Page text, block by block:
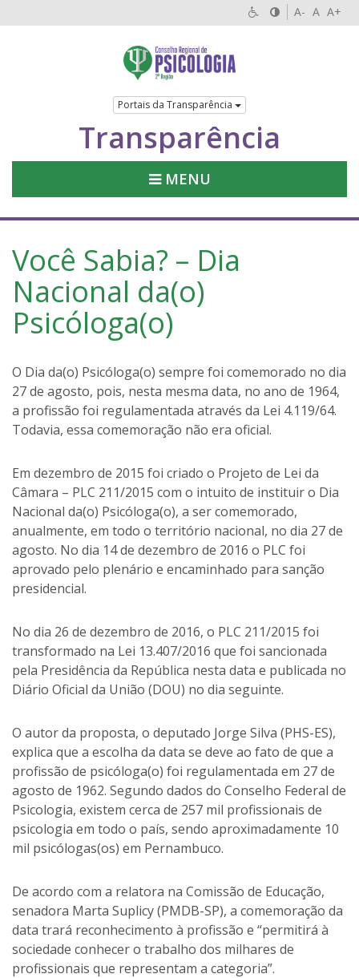
A- A A+
Portais da Transparência
Transparência
MENU
Você Sabia? – Dia
Nacional da(o)
Psicóloga(o)
O Dia da(o) Psicóloga(o) sempre foi comemorado no dia
27 de agosto, pois, nesta mesma data, no ano de 1964,
a profissão foi regulamentada através da Lei 4.119/64.
Todavia, essa comemoração não era oficial.
Em dezembro de 2015 foi criado o Projeto de Lei da
Câmara – PLC 211/2015 com o intuito de instituir o Dia
Nacional da(o) Psicóloga(o), a ser comemorado,
anualmente, em todo o território nacional, no dia 27 de
agosto. No dia 14 de dezembro de 2016 o PLC foi
aprovado pelo plenário e encaminhado para sanção
presidencial.
No dia 26 de dezembro de 2016, o PLC 211/2015 foi
transformado na Lei 13.407/2016 que foi sancionada
pela Presidência da República nesta data e publicada no
Diário Oficial da União (DOU) no dia seguinte.
O autor da proposta, o deputado Jorge Silva (PHS-ES),
explica que a escolha da data se deve ao fato de que a
profissão de psicóloga(o) foi regulamentada em 27 de
agosto de 1962. Segundo dados do Conselho Federal de
Psicologia, existem cerca de 257 mil profissionais de
psicologia em todo o país, sendo aproximadamente 10
mil psicólogas(os) em Pernambuco.
De acordo com a relatora na Comissão de Educação,
senadora Marta Suplicy (PMDB-SP), a comemoração da
data trará reconhecimento à profissão e “permitirá à
sociedade conhecer o trabalho dos milhares de
profissionais que representam a categoria”.